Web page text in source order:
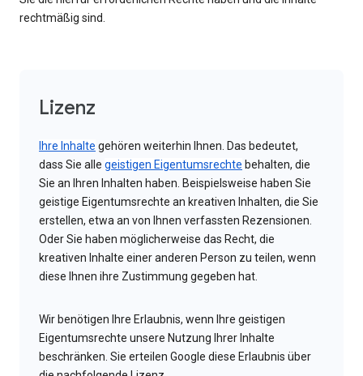
rechtmäßig sind.
Lizenz
Ihre Inhalte gehören weiterhin Ihnen. Das bedeutet,
dass Sie alle geistigen Eigentumsrechte behalten, die
Sie an Ihren Inhalten haben. Beispielsweise haben Sie
geistige Eigentumsrechte an kreativen Inhalten, die Sie
erstellen, etwa an von Ihnen verfassten Rezensionen.
Oder Sie haben möglicherweise das Recht, die
kreativen Inhalte einer anderen Person zu teilen, wenn
diese Ihnen ihre Zustimmung gegeben hat.
Wir benötigen Ihre Erlaubnis, wenn Ihre geistigen
Eigentumsrechte unsere Nutzung Ihrer Inhalte
beschränken. Sie erteilen Google diese Erlaubnis über